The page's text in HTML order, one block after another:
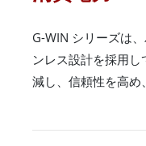
G-WIN シリーズは
ンレス設計を採用
減し、信頼性を高め